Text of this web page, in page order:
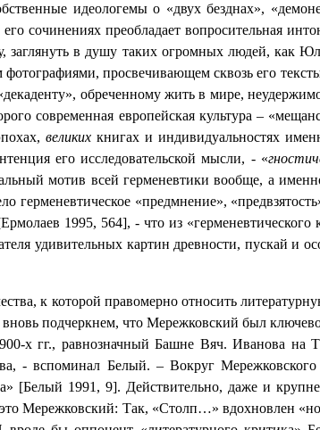
идеологемы о «двух безднах»,
сочинениях преобладает вопросительная
в душу таких огромных людей, как
просвечивающем сквозь его
обреченному жить в мире,
современная европейская культура –
великихкнигах и индивидуальностях
его исследовательской мысли, - «
мотив всей герменевтики вообще, а
«предмнение»,
1995, 564], - что из
удивительных картин древности, пускай и
к которой правомерно относить
вновь подчеркнем, что Мережковский был
х гг., равнозначный Башне Вяч. Иванова на
- вспоминал Белый. – Вокруг
[Белый 1991, 9]. Действительно, даже и
Мережковский: Так, «Столп…» вдохновлен